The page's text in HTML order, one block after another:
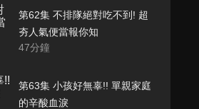
第62集 不排隊絕對吃不到! 超
夯人氣便當報你知
47分鐘
第63集 小孩好無辜!! 單親家庭
的辛酸血淚